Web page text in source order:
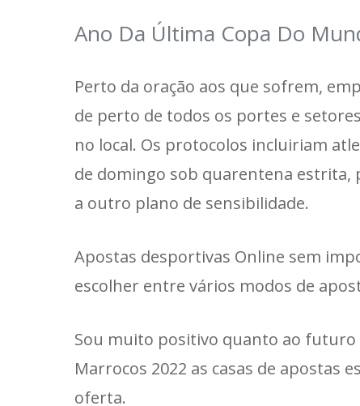
Ano Da Última Copa Do
Perto da oração aos que sofrem,
de perto de todos os portes e
no local. Os protocolos incluiriam
de domingo sob quarentena estrita,
a outro plano de sensibilidade.
Apostas desportivas Online sem
escolher entre vários modos de
Sou muito positivo quanto ao futuro
Marrocos 2022 as casas de apostas
oferta.